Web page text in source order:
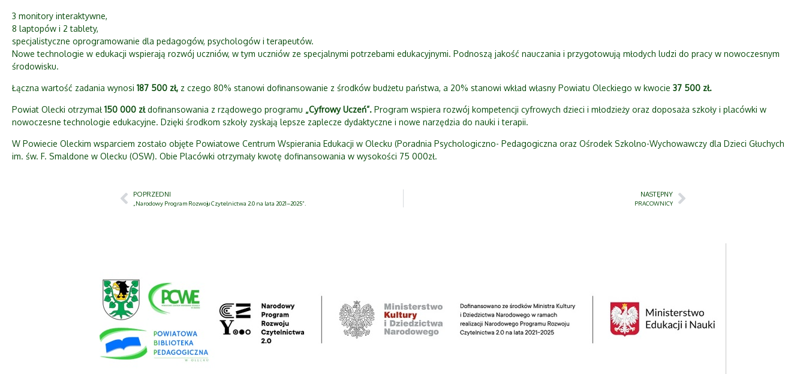
3 monitory interaktywne,
8 laptopów i 2 tablety,
specjalistyczne oprogramowanie dla pedagogów, psychologów i terapeutów.
Nowe technologie w edukacji wspierają rozwój uczniów, w tym uczniów ze specjalnymi potrzebami edukacyjnymi. Podnoszą jakość nauczania i przygotowują młodych ludzi do pracy w nowoczesnym
środowisku.
Łączna wartość zadania wynosi 187 500 zł, z czego 80% stanowi dofinansowanie z środków budżetu państwa, a 20% stanowi wkład własny Powiatu Oleckiego w kwocie 37 500 zł.
Powiat Olecki otrzymał 150 000 złdofinansowania z rządowego programu „Cyfrowy Uczeń”. Program wspiera rozwój kompetencji cyfrowych dzieci i młodzieży oraz doposaża szkoły i placówki w
nowoczesne technologie edukacyjne. Dzięki środkom szkoły zyskają lepsze zaplecze dydaktyczne i nowe narzędzia do nauki i terapii.
W Powiecie Oleckim wsparciem zostało objęte Powiatowe Centrum Wspierania Edukacji w Olecku (Poradnia Psychologiczno- Pedagogiczna oraz Ośrodek Szkolno-Wychowawczy dla Dzieci Głuchych
im. św. F. Smaldone w Olecku (OSW). Obie Placówki otrzymały kwotę dofinansowania w wysokości 75 000zł.
POPRZEDNI
„Narodowy Program Rozwoju Czytelnictwa 2.0 na lata 2021–2025”.
NASTĘPNY
PRACOWNICY